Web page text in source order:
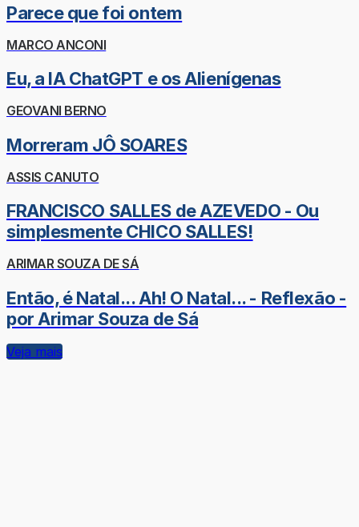
Parece que foi ontem
MARCO ANCONI
Eu, a IA ChatGPT e os Alienígenas
GEOVANI BERNO
Morreram JÔ SOARES
ASSIS CANUTO
FRANCISCO SALLES de AZEVEDO - Ou
simplesmente CHICO SALLES!
ARIMAR SOUZA DE SÁ
Então, é Natal... Ah! O Natal... - Reflexão -
por Arimar Souza de Sá
Veja mais